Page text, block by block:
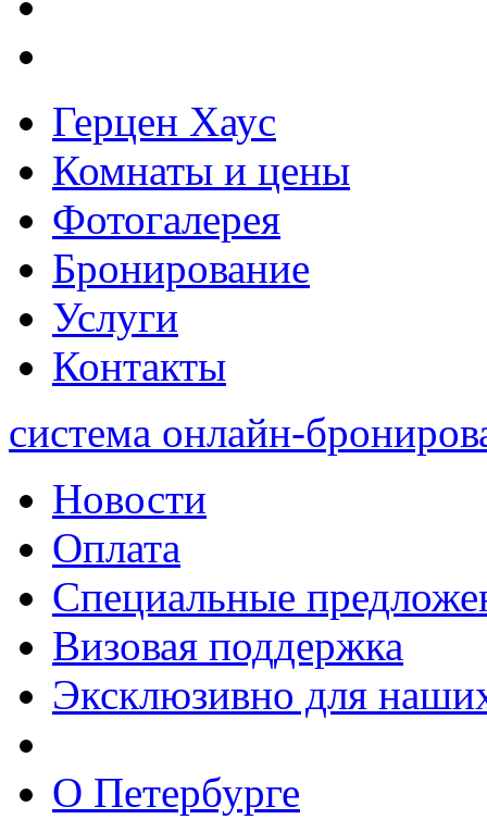
Герцен Хаус
Комнаты и цены
Фотогалерея
Бронирование
Услуги
Контакты
система онлайн-
Новости
Оплата
Специальные
Визовая поддержка
Эксклюзивно для
О Петербурге